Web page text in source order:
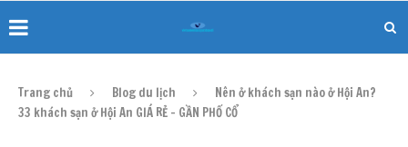
Trang chủ Blog du lịch
Nên ở khách sạn nào ở Hội An?
33 khách sạn ở Hội An GIÁ RẺ – GẦN PHỐ CỔ